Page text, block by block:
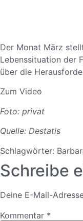
Der Monat März
Lebenssituation der
über die
Zum Video
Foto: privat
Quelle: Destatis
Schlagwörter:
Schreibe
Deine E-Mail-
Kommentar *